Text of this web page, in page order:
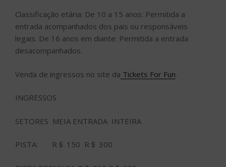
Classificação etária: De 10 a 15 anos: Permitida a
entrada acompanhados dos pais ou responsáveis
legais. De 16 anos em diante: Permitida a entrada
desacompanhados.
Venda de ingressos no site da Tickets For Fun.
INGRESSOS
SETORES MEIA ENTRADA INTEIRA
PISTA: R＄ 150 R＄ 300